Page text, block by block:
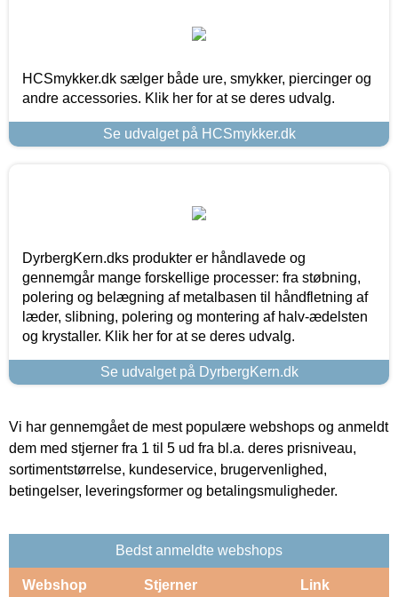
HCSmykker.dk sælger både ure, smykker, piercinger og
andre accessories. Klik her for at se deres udvalg.
Se udvalget på HCSmykker.dk
DyrbergKern.dks produkter er håndlavede og
gennemgår mange forskellige processer: fra støbning,
polering og belægning af metalbasen til håndfletning af
læder, slibning, polering og montering af halv-ædelsten
og krystaller. Klik her for at se deres udvalg.
Se udvalget på DyrbergKern.dk
Vi har gennemgået de mest populære webshops og anmeldt
dem med stjerner fra 1 til 5 ud fra bl.a. deres prisniveau,
sortimentstørrelse, kundeservice, brugervenlighed,
betingelser, leveringsformer og betalingsmuligheder.
Bedst anmeldte webshops
Webshop Stjerner Link